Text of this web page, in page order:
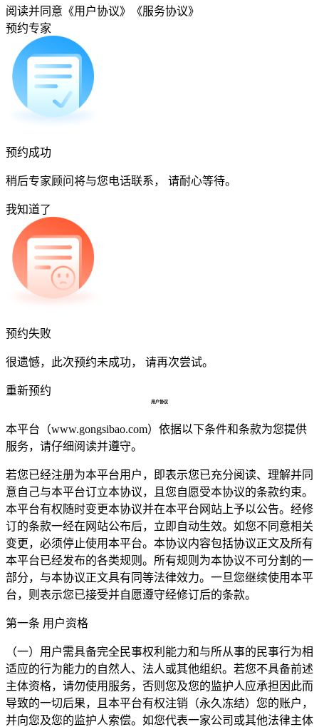
阅读并同意 《用户协议》
《服务协议》
预约专家
预约成功
稍后专家顾问将与您电话联系， 请耐心等待。
我知道了
预约失败
很遗憾，此次预约未成功， 请再次尝试。
重新预约
用户协议
本平台（www.gongsibao.com）依据以下条件和条款为您提供
服务，请仔细阅读并遵守。
若您已经注册为本平台用户，即表示您已充分阅读、理解并同
意自己与本平台订立本协议，且您自愿受本协议的条款约束。
本平台有权随时变更本协议并在本平台网站上予以公告。经修
订的条款一经在网站公布后，立即自动生效。如您不同意相关
变更，必须停止使用本平台。本协议内容包括协议正文及所有
本平台已经发布的各类规则。所有规则为本协议不可分割的一
部分，与本协议正文具有同等法律效力。一旦您继续使用本平
台，则表示您已接受并自愿遵守经修订后的条款。
第一条 用户资格
（一）用户需具备完全民事权利能力和与所从事的民事行为相
适应的行为能力的自然人、法人或其他组织。若您不具备前述
主体资格，请勿使用服务，否则您及您的监护人应承担因此而
导致的一切后果，且本平台有权注销（永久冻结）您的账户，
并向您及您的监护人索偿。如您代表一家公司或其他法律主体